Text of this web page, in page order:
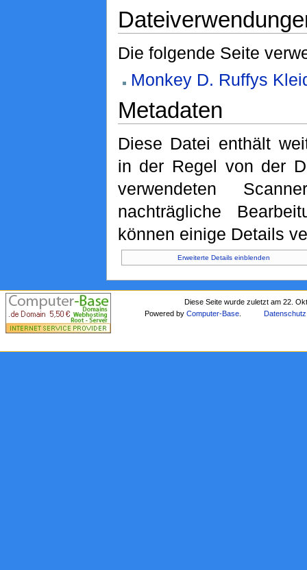
Die folgende Seite
Monkey D. Ruffys
Metadaten
Diese Datei enthält
in der Regel von der
verwendeten
nachträgliche
können einige Details
Erweiterte Details einblenden
Diese Seite wurde zuletzt am 22.
Powered byComputer-Base Datenschutz